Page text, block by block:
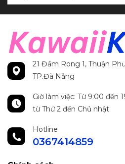
21 Đầm Rong 1, Thuận
TP.Đà Nẵng
Giờ làm việc: Từ 9:00 đến
từ Thứ 2 đến Chủ nhật
Hotline
0367414859